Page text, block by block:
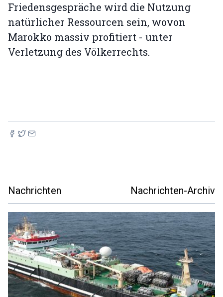
Friedensgespräche wird die Nutzung
natürlicher Ressourcen sein, wovon
Marokko massiv profitiert - unter
Verletzung des Völkerrechts.
Nachrichten Nachrichten-Archiv